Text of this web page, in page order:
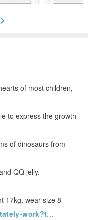
of most children,
to express the growth
of dinosaurs from
QQ jelly.
17kg, wear size 8
work?t...